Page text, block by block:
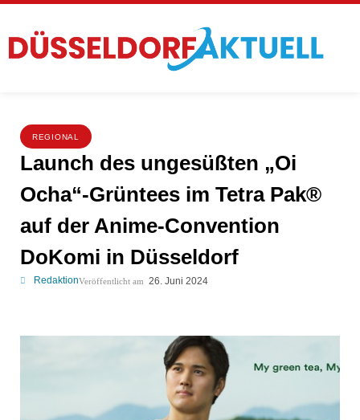
REGIONAL
Launch des ungesüßten „Oi
Ocha“-Grüntees im Tetra Pak®
auf der Anime-Convention
DoKomi in Düsseldorf
RedaktionVeröffentlicht am 26. Juni 2024